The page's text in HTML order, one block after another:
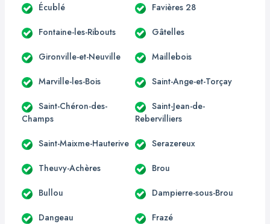
Écublé Favières 28
Fontaine-les-Ribouts Gâtelles
Gironville-et-Neuville Maillebois
Marville-les-Bois Saint-Ange-et-Torçay
Saint-Chéron-des-
Champs
Saint-Jean-de-
Rebervilliers
Saint-Maixme-Hauterive Serazereux
Theuvy-Achères Brou
Bullou Dampierre-sous-Brou
Dangeau Frazé